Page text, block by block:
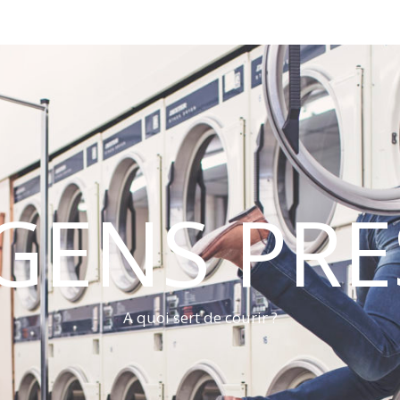
A quoi sert de courir ?